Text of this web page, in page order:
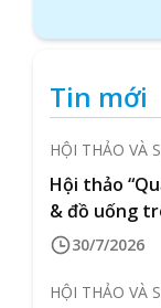
Tin mới
HỘI THẢO VÀ
Hội thảo
& đồ uống
30/7/2026
HỘI THẢO VÀ